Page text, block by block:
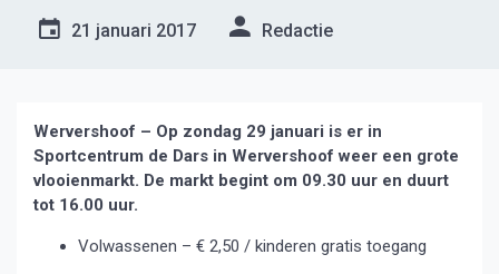
21 januari 2017 Redactie
Wervershoof – Op zondag 29 januari is er in
Sportcentrum de Dars in Wervershoof weer een grote
vlooienmarkt. De markt begint om 09.30 uur en duurt
tot 16.00 uur.
Volwassenen – € 2,50 / kinderen gratis toegang